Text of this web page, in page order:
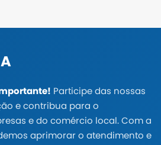
Participe das nossas
e contribua para o
e do comércio local. Com a
aprimorar o atendimento e